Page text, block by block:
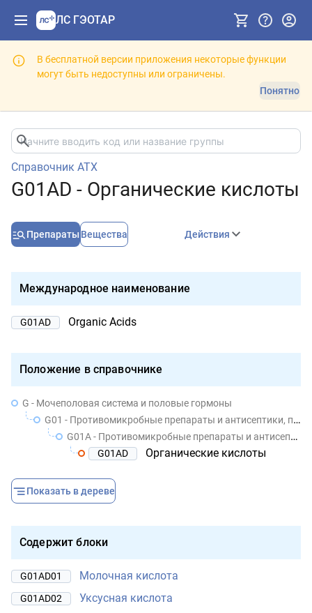
ЛС ГЭОТАР
В бесплатной версии приложения некоторые функции
могут быть недоступны или ограничены.
Понятно
Справочник АТХ
G01AD - Органические кислоты
Препараты Вещества Действия
Международное наименование
G01AD Organic Acids
Положение в справочнике
G - Мочеполовая система и половые гормоны
G01 - Противомикробные препараты и антисептики, применяемые в гинекологии
G01A - Противомикробные препараты и антисептики, кроме комбинаций с кортикостероидами
G01AD
Органические кислоты
Показать в дереве
Содержит блоки
G01AD01 Молочная кислота
G01AD02 Уксусная кислота